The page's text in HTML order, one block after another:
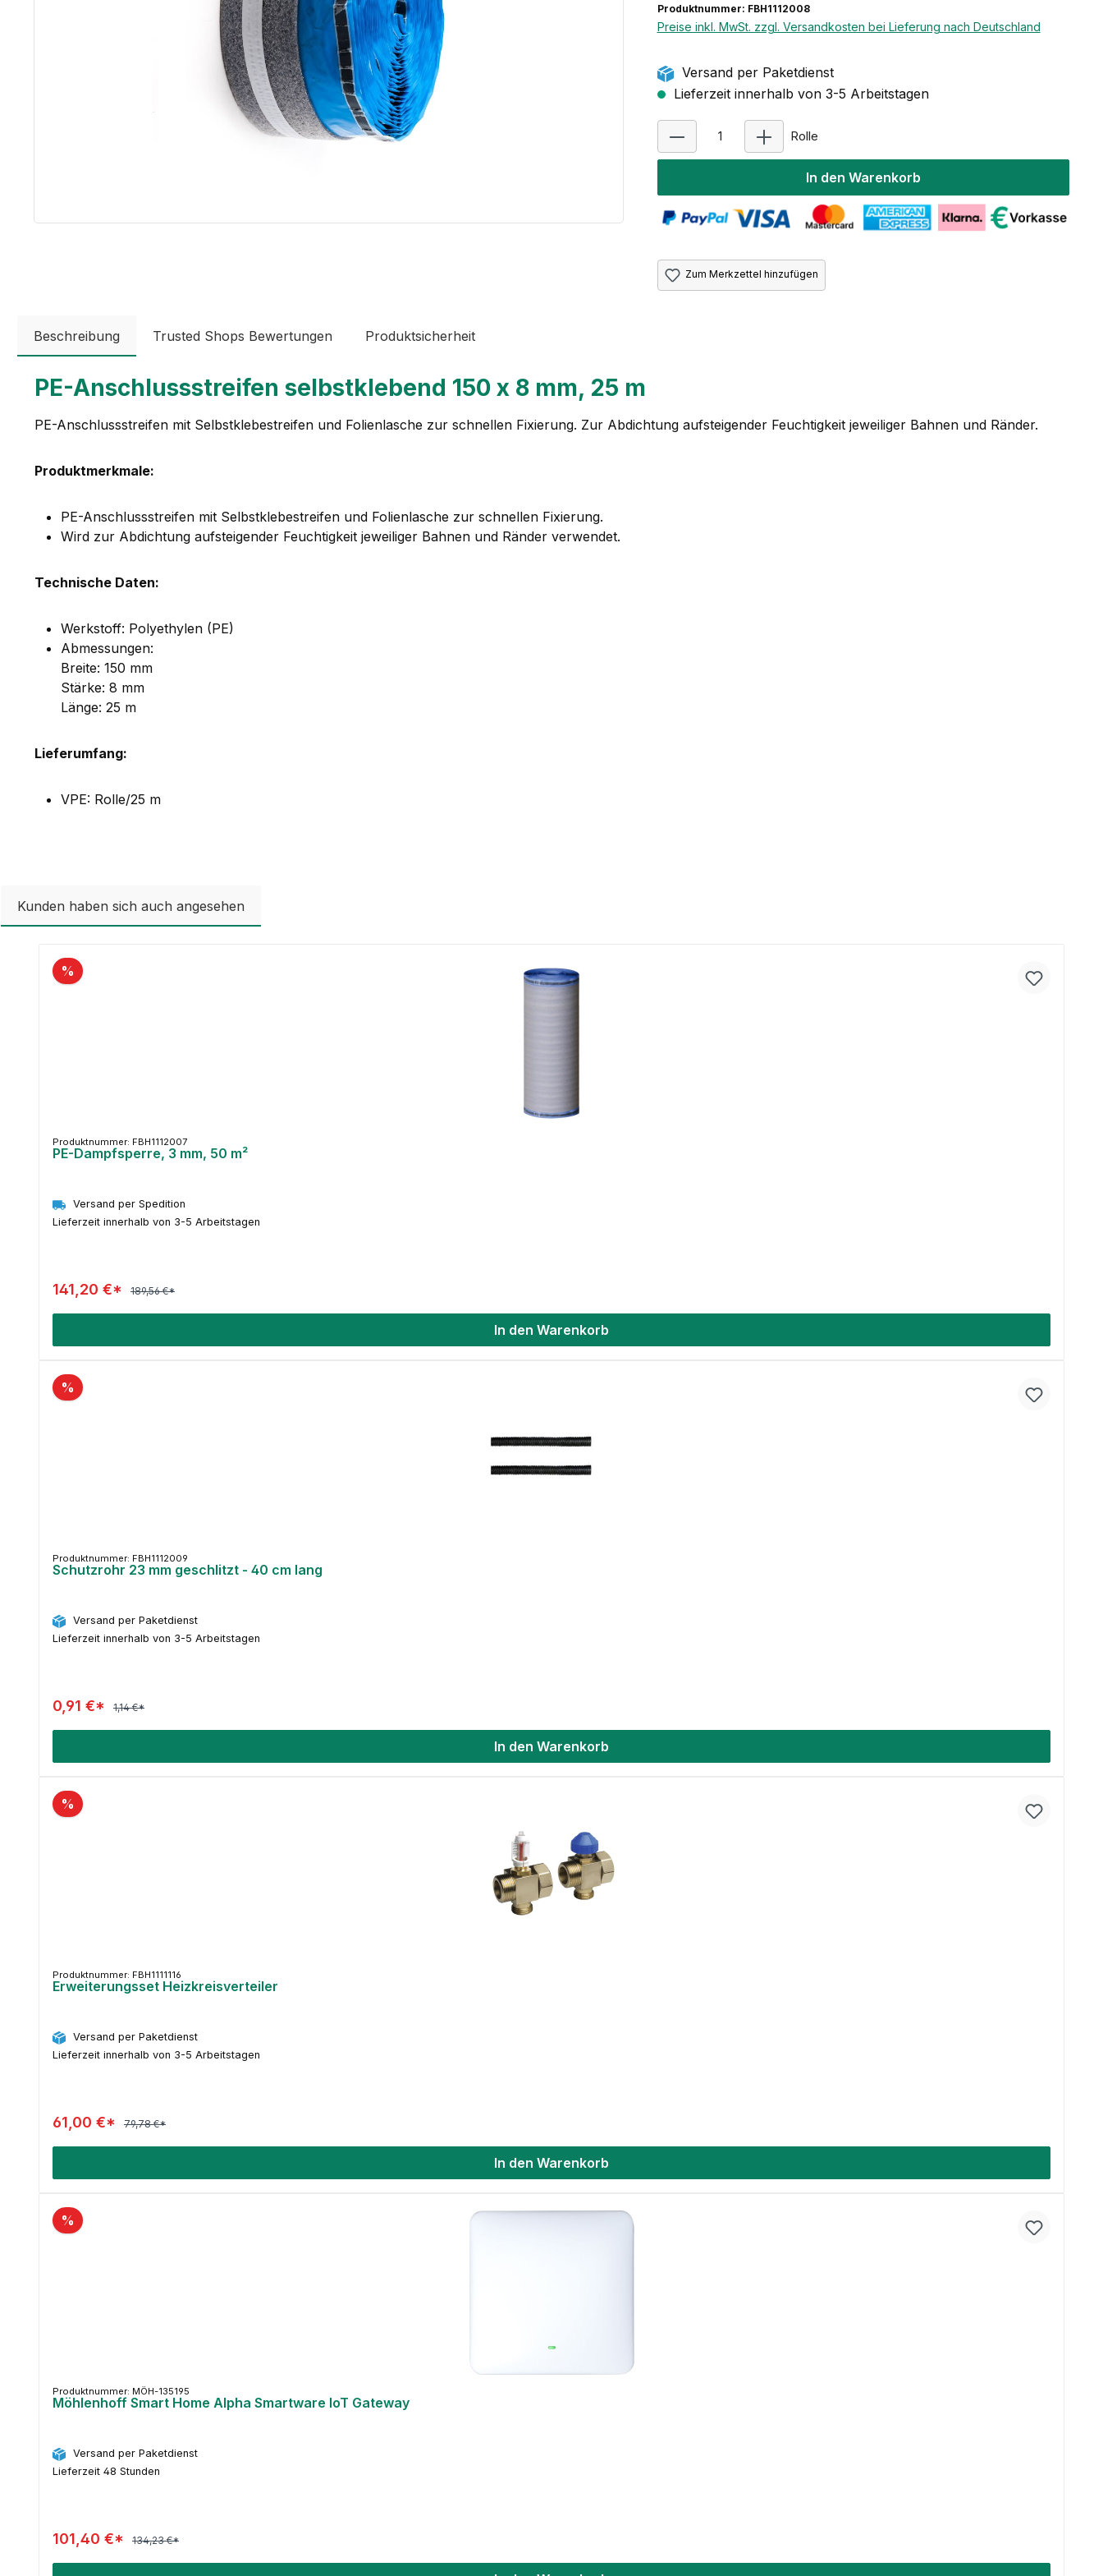
Produktnummer: FBH1112008
Preise inkl. MwSt. zzgl. Versandkosten bei Lieferung nach Deutschland
Versand per Paketdienst
Lieferzeit innerhalb von 3-5 Arbeitstagen
Rolle
In den Warenkorb
Zum Merkzettel hinzufügen
Beschreibung Trusted Shops Bewertungen Produktsicherheit
PE-Anschlussstreifen selbstklebend 150 x 8 mm, 25 m
PE-Anschlussstreifen mit Selbstklebestreifen und Folienlasche zur schnellen Fixierung. Zur Abdichtung aufsteigender Feuchtigkeit jeweiliger Bahnen und Ränder.
Produktmerkmale:
PE-Anschlussstreifen mit Selbstklebestreifen und Folienlasche zur schnellen Fixierung.
Wird zur Abdichtung aufsteigender Feuchtigkeit jeweiliger Bahnen und Ränder verwendet.
Technische Daten:
Werkstoff: Polyethylen (PE)
Abmessungen:
Breite: 150 mm
Stärke: 8 mm
Länge: 25 m
Lieferumfang:
VPE: Rolle/25 m
Kunden haben sich auch angesehen
%
Produktnummer: FBH1112007
PE-Dampfsperre, 3 mm, 50 m²
Versand per Spedition
Lieferzeit innerhalb von 3-5 Arbeitstagen
141,20 €* 189,56 €*
In den Warenkorb
%
Produktnummer: FBH1112009
Schutzrohr 23 mm geschlitzt - 40 cm lang
Versand per Paketdienst
Lieferzeit innerhalb von 3-5 Arbeitstagen
0,91 €* 1,14 €*
In den Warenkorb
%
Produktnummer: FBH1111116
Erweiterungsset Heizkreisverteiler
Versand per Paketdienst
Lieferzeit innerhalb von 3-5 Arbeitstagen
61,00 €* 79,78 €*
In den Warenkorb
%
Produktnummer: MÖH-135195
Möhlenhoff Smart Home Alpha Smartware IoT Gateway
Versand per Paketdienst
Lieferzeit 48 Stunden
101,40 €* 134,23 €*